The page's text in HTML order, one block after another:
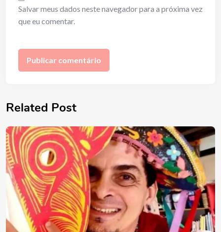
Salvar meus dados neste navegador para a próxima vez
que eu comentar.
Related Post